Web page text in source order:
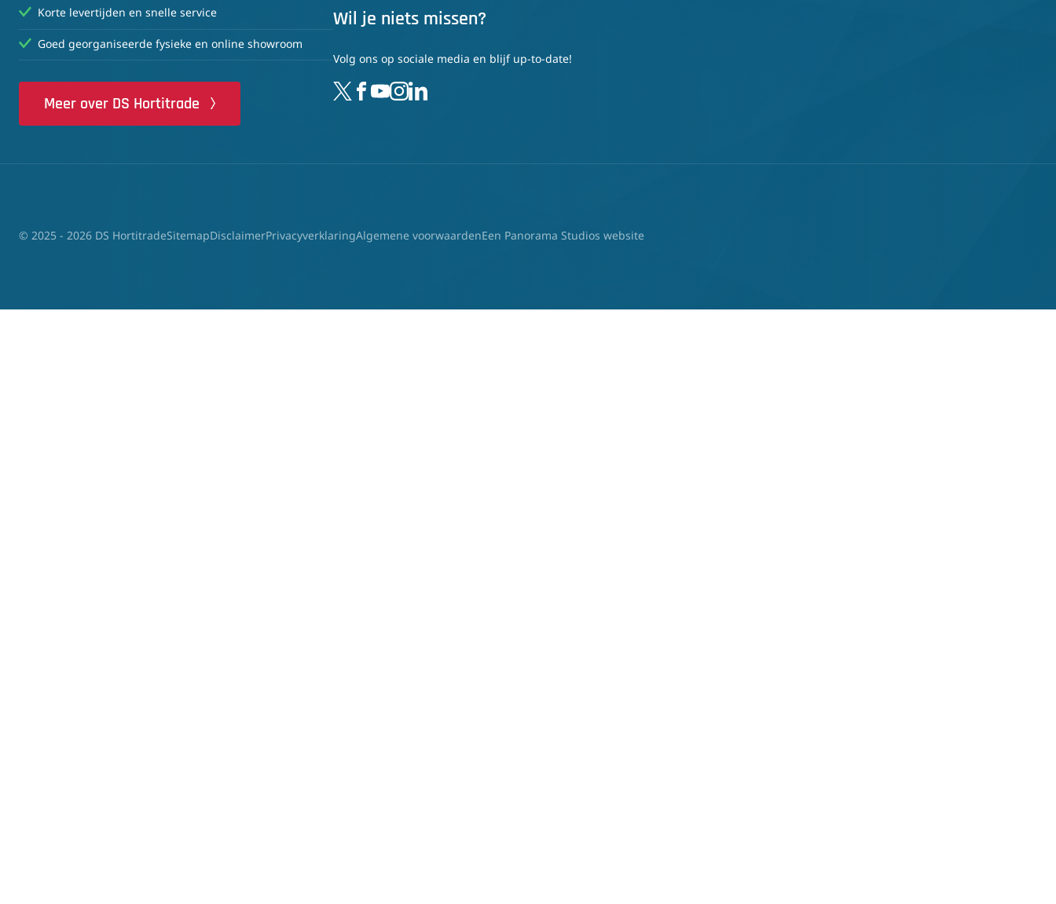
Korte levertijden en snelle service
Goed georganiseerde fysieke en online showroom
Meer over DS Hortitrade
Wil je niets missen?
Volg ons op sociale media en blijf up-to-date!
© 2025 - 2026 DS HortitradeSitemapDisclaimerPrivacyverklaringAlgemene voorwaardenEen Panorama Studios website